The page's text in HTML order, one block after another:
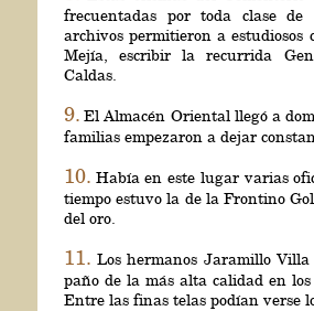
frecuentadas por toda clase de
archivos permitieron a estudiosos
Mejía, escribir la recurrida
Caldas.
9. El Almacén Oriental llegó a
familias empezaron a dejar
10. Había en este lugar varias
tiempo estuvo la de la Frontino
del oro.
11. Los hermanos Jaramillo
paño de la más alta calidad en
Entre las finas telas podían verse